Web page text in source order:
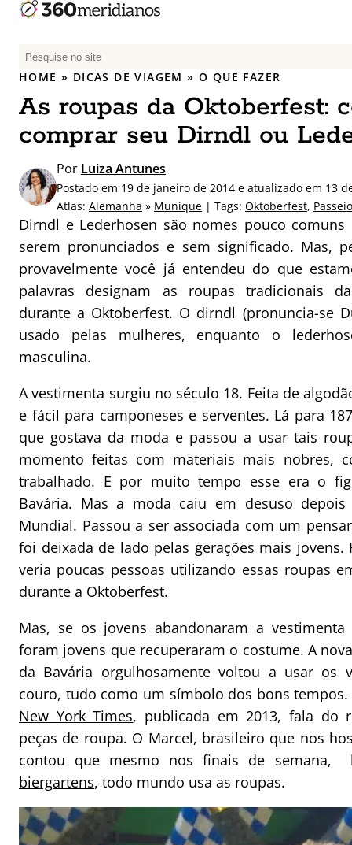
P
e
q
u
i
a
r
p
o
:
HOME » DICAS DE VIAGEM »O QUE FAZER
As roupas da Oktoberfest:
comprar seu Dirndl ou
Por Luiza Antunes
Postado em 19 de janeiro de 2014 e atualizado em 13
Atlas: Alemanha » Munique | Tags: Oktoberfest,
Dirndl e Lederhosen são nomes pouco
serem pronunciados e sem significado. Mas,
provavelmente você já entendeu do que
palavras designam as roupas tradicionais
durante a Oktoberfest. O dirndl (pronuncia-se
usado pelas mulheres, enquanto o
masculina.
A vestimenta surgiu no século 18. Feita de
e fácil para camponeses e serventes. Lá para
que gostava da moda e passou a usar tais
momento feitas com materiais mais nobres,
trabalhado. E por muito tempo esse era o
Bavária. Mas a moda caiu em desuso depois
Mundial. Passou a ser associada com um
foi deixada de lado pelas gerações mais jovens.
veria poucas pessoas utilizando essas roupas
durante a Oktoberfest.
Mas, se os jovens abandonaram a
foram jovens que recuperaram o costume. A
da Bavária orgulhosamente voltou a usar os
couro, tudo como um símbolo dos bons
New York Times, publicada em 2013, fala do
peças de roupa. O Marcel, brasileiro que nos
contou que mesmo nos finais de semana,
biergartens, todo mundo usa as roupas.